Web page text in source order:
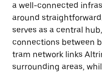
a well-connected
around
serves as a central
connections between
tram network links
surrounding areas,